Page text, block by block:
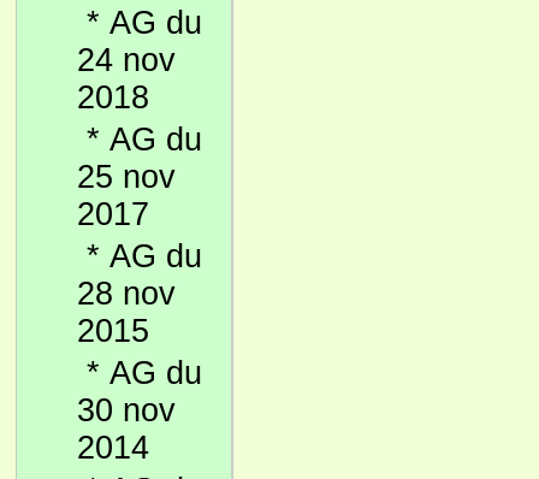
* AG du
24 nov
2018
* AG du
25 nov
2017
* AG du
28 nov
2015
* AG du
30 nov
2014